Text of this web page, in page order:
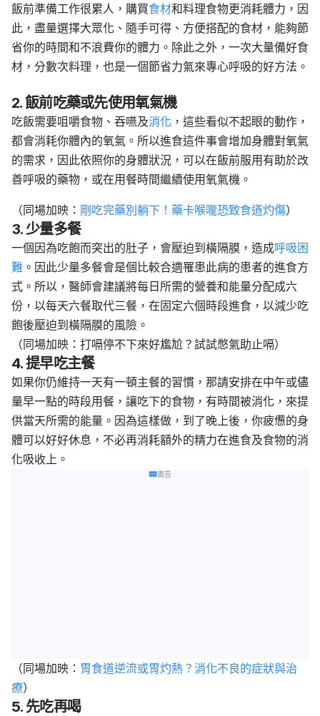
飯前準備工作很累人，購買食材和料理食物更消耗體力，因
此，盡量選擇大眾化、隨手可得、方便搭配的食材，能夠節
省你的時間和不浪費你的體力。除此之外，一次大量備好食
材，分數次料理，也是一個節省力氣來專心呼吸的好方法。
2. 飯前吃藥或先使用氧氣機
吃飯需要咀嚼食物、吞嚥及消化 ，這些看似不起眼的動作，
都會消耗你體內的氧氣。所以進食這件事會增加身體對氧氣
的需求，因此依照你的身體狀況，可以在飯前服用有助於改
善呼吸的藥物，或在用餐時間繼續使用氧氣機。
（同場加映： 剛吃完藥別躺下！藥卡喉嚨恐致食道灼傷）
3. 少量多餐
一個因為吃飽而突出的肚子，會壓迫到橫隔膜，造成呼吸困
難 。因此少量多餐會是個比較合適罹患此病的患者的進食方
式。所以，醫師會建議將每日所需的營養和能量分配成六
份，以每天六餐取代三餐，在固定六個時段進食，以減少吃
飽後壓迫到橫隔膜的風險。
（同場加映：打嗝停不下來好尷尬？試試憋氣助止嗝）
4. 提早吃主餐
如果你仍維持一天有一頓主餐的習慣，那請安排在中午或儘
量早一點的時段用餐，讓吃下的食物，有時間被消化，來提
供當天所需的能量。因為這樣做，到了晚上後，你疲憊的身
體可以好好休息，不必再消耗額外的精力在進食及食物的消
化吸收上。
廣告
（同場加映： 胃食道逆流或胃灼熱？消化不良的症狀與治
療）
5. 先吃再喝